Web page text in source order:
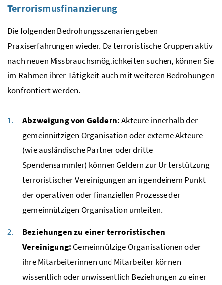
Terrorismusfinanzierung
Die folgenden Bedrohungsszenarien geben
Praxiserfahrungen wieder. Da terroristische Gruppen aktiv
nach neuen Missbrauchsmöglichkeiten suchen, können Sie
im Rahmen ihrer Tätigkeit auch mit weiteren Bedrohungen
konfrontiert werden.
Abzweigung von Geldern:Akteure innerhalb der
gemeinnützigen Organisation oder externe Akteure
(wie ausländische Partner oder dritte
Spendensammler) können Geldern zur Unterstützung
terroristischer Vereinigungen an irgendeinem Punkt
der operativen oder finanziellen Prozesse der
gemeinnützigen Organisation umleiten.
Beziehungen zu einer terroristischen
Vereinigung: Gemeinnützige Organisationen oder
ihre Mitarbeiterinnen und Mitarbeiter können
wissentlich oder unwissentlich Beziehungen zu einer